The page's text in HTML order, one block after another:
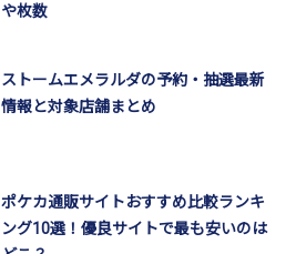
や枚数
ストームエメラルダの予約・抽選最新
情報と対象店舗まとめ
ポケカ通販サイトおすすめ比較ランキ
ング10選！優良サイトで最も安いのは